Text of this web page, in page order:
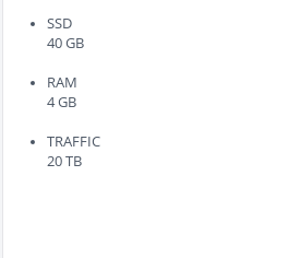
SSD
40 GB
RAM
4 GB
TRAFFIC
20 TB